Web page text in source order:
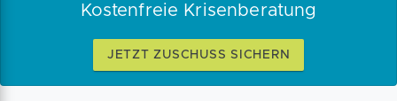
Kostenfreie Krisenberatung
JETZT ZUSCHUSS SICHERN